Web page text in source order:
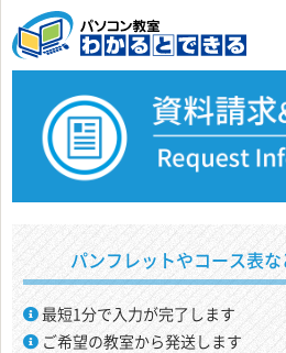
パンフレットやコース表な
最短1分で入力が完了します
ご希望の教室から発送します